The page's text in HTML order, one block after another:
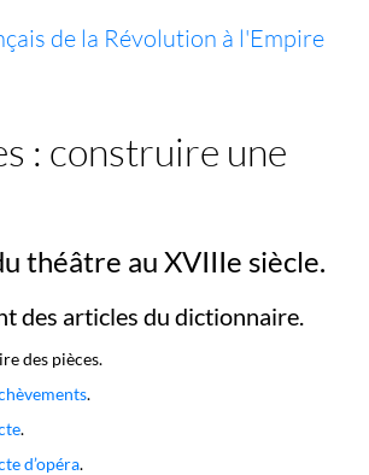
de la Révolution à l'Empire
: construire une
théâtre au XVIIIe siècle.
des articles du dictionnaire.
des pièces.
.
.
d’opéra.